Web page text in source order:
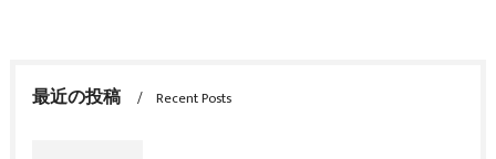
最近の投稿 Recent Posts